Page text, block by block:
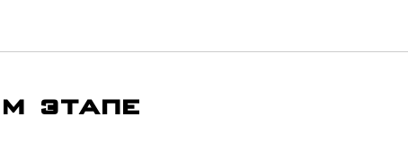
этапе